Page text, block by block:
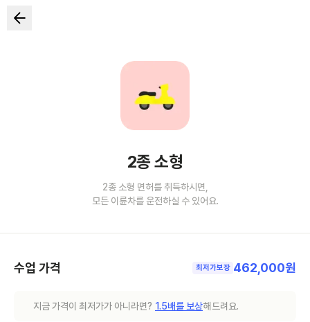
2종 소형
2종 소형 면허를 취득하시면,
모든 이륜차를 운전하실 수 있어요.
수업 가격 최저가보장 462,000원
지금 가격이 최저가가 아니라면? 1.5배를 보상해드려요.